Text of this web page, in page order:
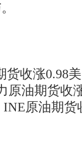
收涨0.98美
原油期货收
原油期货